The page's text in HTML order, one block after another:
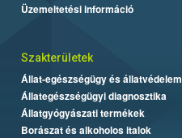
Üzemeltetési információ
Szakterületek
Állat-egészségügy és állatvédelem
Állategészségügyi diagnosztika
Állatgyógyászati termékek
Borászat és alkoholos italok